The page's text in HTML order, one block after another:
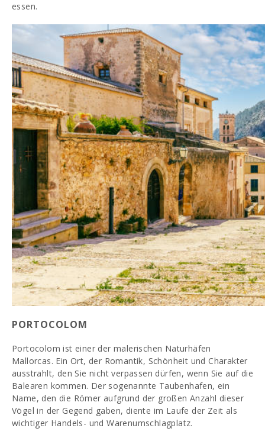
essen.
PORTOCOLOM
Portocolom ist einer der malerischen Naturhäfen
Mallorcas. Ein Ort, der Romantik, Schönheit und Charakter
ausstrahlt, den Sie nicht verpassen dürfen, wenn Sie auf die
Balearen kommen. Der sogenannte Taubenhafen, ein
Name, den die Römer aufgrund der großen Anzahl dieser
Vögel in der Gegend gaben, diente im Laufe der Zeit als
wichtiger Handels- und Warenumschlagplatz.